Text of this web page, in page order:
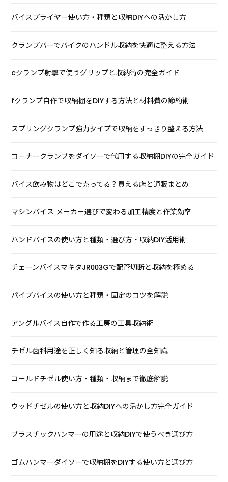
バイスプライヤー使い方・種類と収納DIYへの活かし方
クランプバーでバイクのハンドル収納を快適に整える方法
cクランプ射撃で使うグリップと収納術の完全ガイド
fクランプ自作で収納棚をDIYする方法と材料費の節約術
スプリングクランプ強力タイプで収納をすっきり整える方法
コーナークランプをダイソーで代用する収納棚DIYの完全ガイド
バイス飲み物はどこで売ってる？買える店と通販まとめ
マシンバイス メーカー選びで変わる加工精度と作業効率
ハンドバイスの使い方と種類・選び方・収納DIY活用術
チェーンバイスマキタJR003Gで配管切断と収納を極める
パイプバイスの使い方と種類・固定のコツを解説
アングルバイス自作で作る工房の工具収納術
チゼル歯科用途を正しく知る収納と管理の全知識
コールドチゼル使い方・種類・収納まで徹底解説
ウッドチゼルの使い方と収納DIYへの活かし方完全ガイド
プラスチックハンマーの用途と収納DIYで使うべき選び方
ゴムハンマーダイソーで収納棚をDIYする使い方と選び方